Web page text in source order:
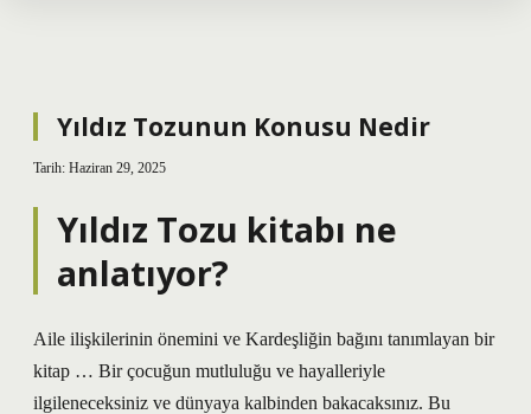
Yıldız Tozunun Konusu Nedir
Tarih: Haziran 29, 2025
Yıldız Tozu kitabı ne
anlatıyor?
Aile ilişkilerinin önemini ve Kardeşliğin bağını tanımlayan bir
kitap … Bir çocuğun mutluluğu ve hayalleriyle
ilgileneceksiniz ve dünyaya kalbinden bakacaksınız. Bu